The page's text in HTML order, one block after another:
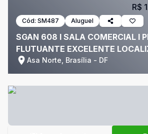
Cód: SM487 Aluguel
SGAN 608 I SALA COMERCIAL I
FLUTUANTE EXCELENTE
Asa Norte, Brasília - DF
R$